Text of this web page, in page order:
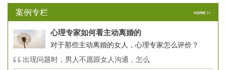
案例专栏
心理专家如何看主动离婚的
对于那些主动离婚的女人，心理专家怎么评价？
出现问题时，男人不愿跟女人沟通，怎么